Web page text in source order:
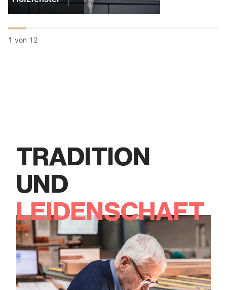
1 von 12
TRADITION
UND
LEIDENSCHAFT